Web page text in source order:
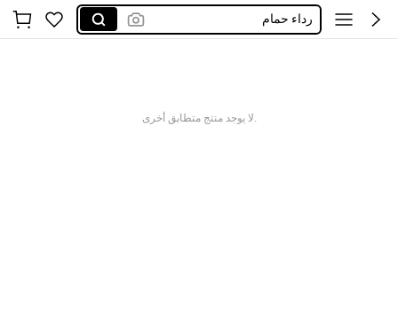
toy story
.لا يوجد منتج متطابق أخرى